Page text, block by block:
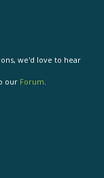
we'd love to hear
our Forum.